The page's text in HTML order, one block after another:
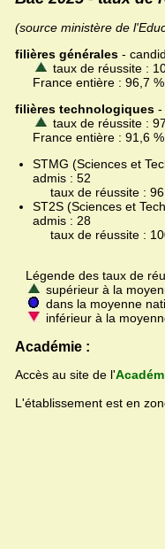
(source ministère de
filières générales -
taux de réussite :
France entière : 96,7 %
filières technologiques -
taux de réussite :
France entière : 91,6 %
STMG (Sciences et
admis : 52
taux de réussite : 96
ST2S (Sciences et
admis : 28
taux de réussite :
Légende des taux de
supérieur à la
dans la moyenne
inférieur à la
Académie :
Accès au site de l'
L'établissement est en